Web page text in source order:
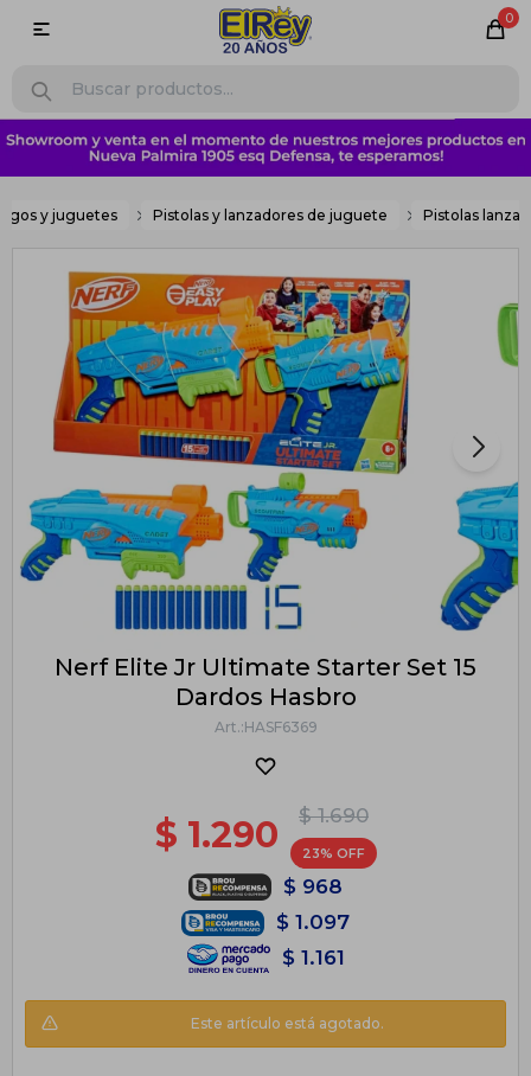
0

y juguetes Pistolas y lanzadores de juguete Pistolas lanza
Nerf Elite Jr Ultimate Starter Set 15
Dardos Hasbro
HASF6369
$ 1.690
$ 1.290 23
$ 968
$ 1.097
$ 1.161
Este artículo está agotado.